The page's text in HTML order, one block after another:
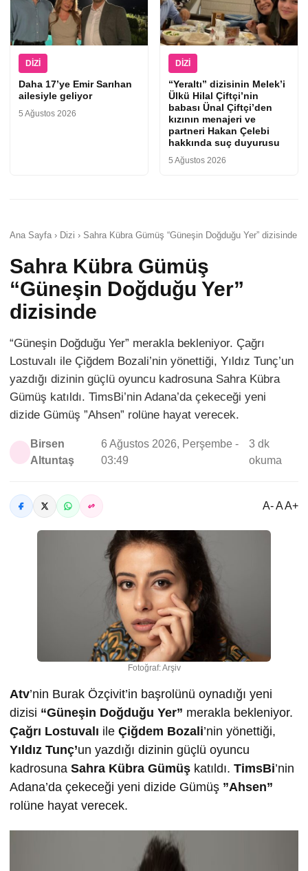
DIZI
Daha 17’ye Emir Sarıhan
ailesiyle geliyor
5 Ağustos 2026
DIZI
“Yeraltı” dizisinin Melek’i
Ülkü Hilal Çiftçi’nin
babası Ünal Çiftçi’den
kızının menajeri ve
partneri Hakan Çelebi
hakkında suç duyurusu
5 Ağustos 2026
Ana Sayfa › Dizi › Sahra Kübra Gümüş “Güneşin Doğduğu Yer” dizisinde
Sahra Kübra Gümüş
“Güneşin Doğduğu Yer”
dizisinde
“Güneşin Doğduğu Yer” merakla bekleniyor. Çağrı
Lostuvalı ile Çiğdem Bozali’nin yönettiği, Yıldız Tunç’un
yazdığı dizinin güçlü oyuncu kadrosuna Sahra Kübra
Gümüş katıldı. TimsBi’nin Adana’da çekeceği yeni
dizide Gümüş ”Ahsen” rolüne hayat verecek.
Birsen
Altuntaş
6 Ağustos 2026, Perşembe -
03:49
3 dk
okuma
A- A A+
Fotoğraf: Arşiv
Atv’nin Burak Özçivit’in başrolünü oynadığı yeni
dizisi “Güneşin Doğduğu Yer” merakla bekleniyor.
Çağrı Lostuvalı ile Çiğdem Bozali’nin yönettiği,
Yıldız Tunç’un yazdığı dizinin güçlü oyuncu
kadrosuna Sahra Kübra Gümüş katıldı. TimsBi’nin
Adana’da çekeceği yeni dizide Gümüş ”Ahsen”
rolüne hayat verecek.